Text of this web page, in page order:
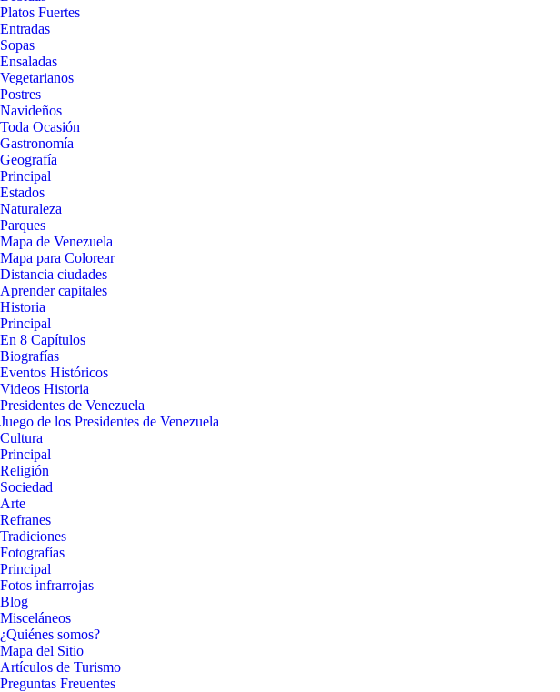
Platos Fuertes
Entradas
Sopas
Ensaladas
Vegetarianos
Postres
Navideños
Toda Ocasión
Gastronomía
Geografía
Principal
Estados
Naturaleza
Parques
Mapa de Venezuela
Mapa para Colorear
Distancia ciudades
Aprender capitales
Historia
Principal
En 8 Capítulos
Biografías
Eventos Históricos
Videos Historia
Presidentes de Venezuela
Juego de los Presidentes de Venezuela
Cultura
Principal
Religión
Sociedad
Arte
Refranes
Tradiciones
Fotografías
Principal
Fotos infrarrojas
Blog
Misceláneos
¿Quiénes somos?
Mapa del Sitio
Artículos de Turismo
Preguntas Freuentes